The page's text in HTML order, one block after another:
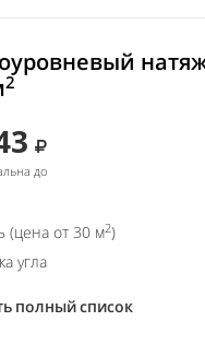
2
до
(цена от 30 м2)
угла
полный список